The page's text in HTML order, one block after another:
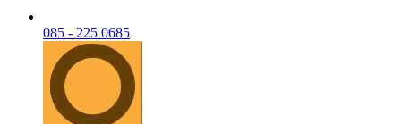
085 - 225 0685